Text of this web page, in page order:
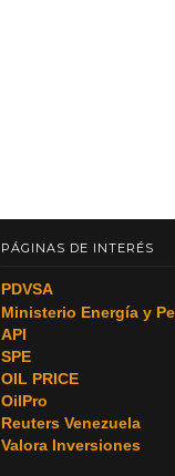
PÁGINAS DE INTERÉS
PDVSA
Ministerio Energía y
API
SPE
OIL PRICE
OilPro
Reuters Venezuela
Valora Inversiones